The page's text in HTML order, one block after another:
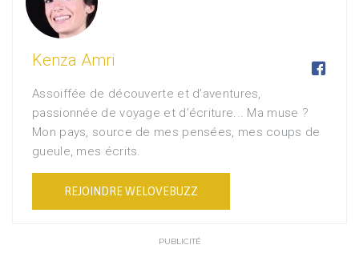
Kenza Amri 
Assoiffée de découverte et d’aventures,
passionnée de voyage et d’écriture... Ma muse ?
Mon pays, source de mes pensées, mes coups de
gueule, mes écrits.
REJOINDRE WELOVEBUZZ
PUBLICITÉ